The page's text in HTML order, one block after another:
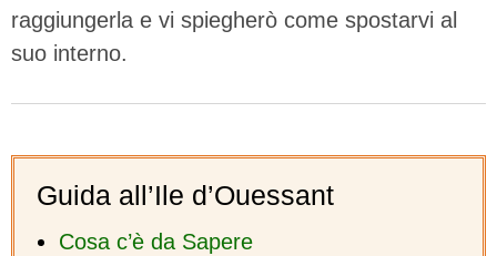
raggiungerla e vi spiegherò come spostarvi al
suo interno.
Guida all’Ile d’Ouessant
Cosa c’è da Sapere